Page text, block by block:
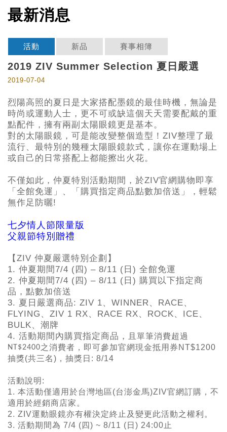
最新消息
活動 新品 賽事相簿
2019 ZIV Summer Selection 夏日嚴選
2019-07-04
烈陽高照的夏日是大家搭配墨鏡的最佳時機，無論是
時尚或運動人士，更不可或缺這個天天需要配戴的重
點配件，擁有兩副太陽眼鏡更是基本。
對的太陽眼鏡，可是能改變整個造型！ZIV整理了最
流行、最特別的幾種太陽眼鏡款式，讓你在運動場上
或自己的日常搭配上都能擦出火花。
不僅如此，仲夏特別活動期間，於ZIV官網購物即享
「全館免運」、「購買指定商品點數加倍送」，輕鬆
無作足防曬!
七夕情人節限量版
父親節特別贈禮
【ZIV 仲夏嚴選特別企劃】
1. 仲夏期間7/4 (四) – 8/11 (日) 全館免運
2. 仲夏期間7/4 (四) – 8/11 (日) 購買以下指定商
品，點數加倍送
3. 夏日嚴選商品: ZIV 1、WINNER、RACE、
FLYING、ZIV 1 RX、RACE RX、ROCK、ICE、
BULK、潮牌
4. 活動期間內購買指定商品，
且單筆消費超過
NT$2400之消費者，即可參加官網現金抵用券 NT$1200
抽獎(共三名) ，抽獎日: 8/14
活動說明:
1. 本活動僅適用於台灣地區(台澎金馬)ZIV官網訂購，不
適用於經銷商店家。
2. ZIV運動眼鏡亦有權決定終止及變更此活動之權利。
3. 活動期間為 7/4 (四) ~ 8/11 (日 ) 24:00止